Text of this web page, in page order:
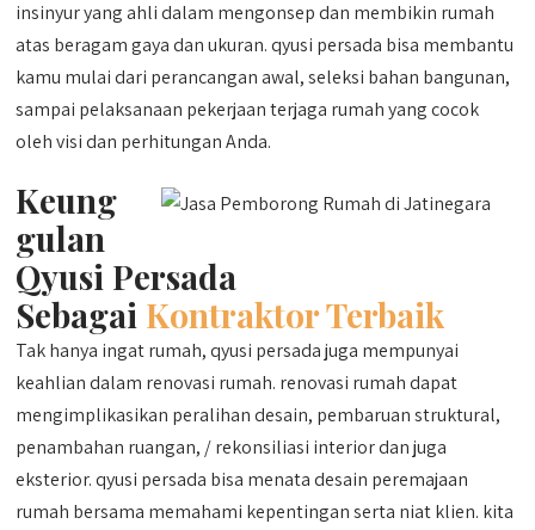
insinyur yang ahli dalam mengonsep dan membikin rumah
atas beragam gaya dan ukuran. qyusi persada bisa membantu
kamu mulai dari perancangan awal, seleksi bahan bangunan,
sampai pelaksanaan pekerjaan terjaga rumah yang cocok
oleh visi dan perhitungan Anda.
Keung
gulan
Qyusi Persada
Sebagai Kontraktor Terbaik
Tak hanya ingat rumah, qyusi persada juga mempunyai
keahlian dalam renovasi rumah. renovasi rumah dapat
mengimplikasikan peralihan desain, pembaruan struktural,
penambahan ruangan, / rekonsiliasi interior dan juga
eksterior. qyusi persada bisa menata desain peremajaan
rumah bersama memahami kepentingan serta niat klien. kita